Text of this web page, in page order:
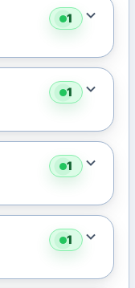
1
1
1
1